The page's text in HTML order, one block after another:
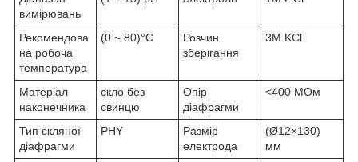
вимірювань
Рекомендова
на робоча
температура
(0 ~ 80)°C
Розчин
зберігання
3M KCl
Матеріал
наконечника
скло без
свинцю
Опір
діафрагми
<400 МОм
Тип скляної
діафрагми
PHY
Размір
електрода
(Ø12×130)
мм